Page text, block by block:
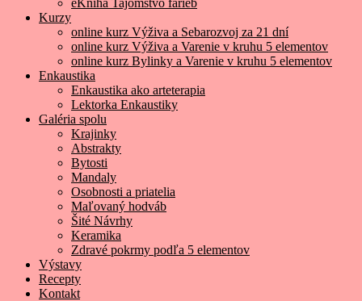
Kurzy
online kurz Výživa a Sebarozvoj za 21 dní
online kurz Výživa a Varenie v kruhu 5 elementov
online kurz Bylinky a Varenie v kruhu 5 elementov
Enkaustika
Enkaustika ako arteterapia
Lektorka Enkaustiky
Galéria spolu
Krajinky
Abstrakty
Bytosti
Mandaly
Osobnosti a priatelia
Maľovaný hodváb
Šité Návrhy
Keramika
Zdravé pokrmy podľa 5 elementov
Výstavy
Recepty
Kontakt